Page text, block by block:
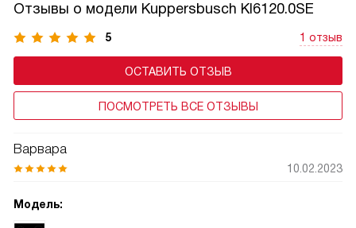
в семьях с маленькими детьми и добавляет спокойствие
при готовке.
Отзывы о модели Kuppersbusch KI6120.0SE
5 1 отзыв
ОСТАВИТЬ ОТЗЫВ
ПОСМОТРЕТЬ ВСЕ ОТЗЫВЫ
Варвара
10.02.2023
Модель: